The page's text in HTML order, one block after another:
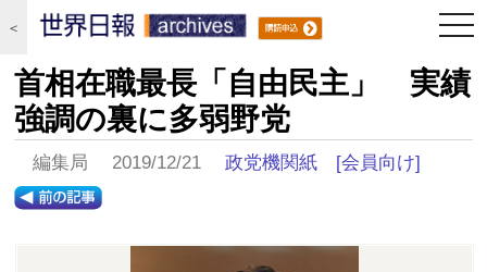
＜
首相在職最長「自由民主」 実績
強調の裏に多弱野党
編集局 2019/12/21政党機関紙 [会員向け]